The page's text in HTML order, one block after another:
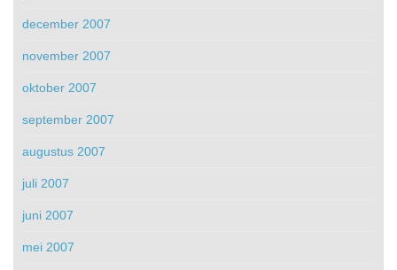
december 2007
november 2007
oktober 2007
september 2007
augustus 2007
juli 2007
juni 2007
mei 2007